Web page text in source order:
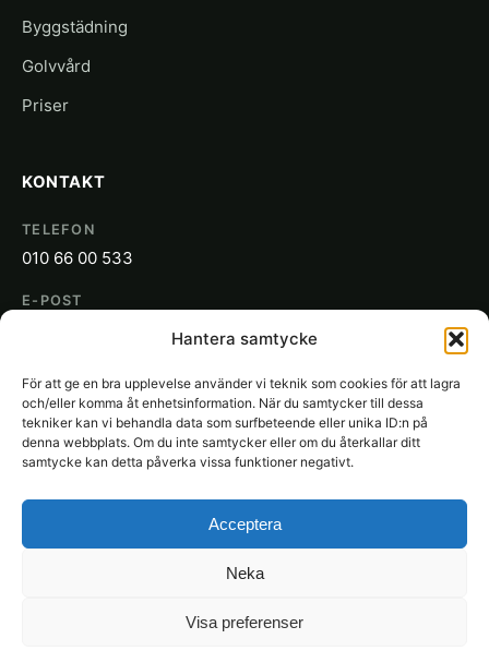
Hantera samtycke
För att ge en bra upplevelse använder vi teknik som cookies för att lagra
och/eller komma åt enhetsinformation. När du samtycker till dessa
tekniker kan vi behandla data som surfbeteende eller unika ID:n på
denna webbplats. Om du inte samtycker eller om du återkallar ditt
samtycke kan detta påverka vissa funktioner negativt.
Acceptera
Neka
Visa preferenser
Byggstädning
Golvvård
Priser
KONTAKT
TELEFON
010 66 00 533
E-POST
SAKON
Gjuterigatan 19
652 21 Karlstad
IntegritetspolicyCookiesAnvändarvillkor